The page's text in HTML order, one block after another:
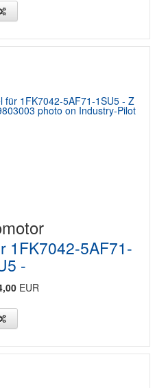
1FK7042-5AF71-
-
EUR